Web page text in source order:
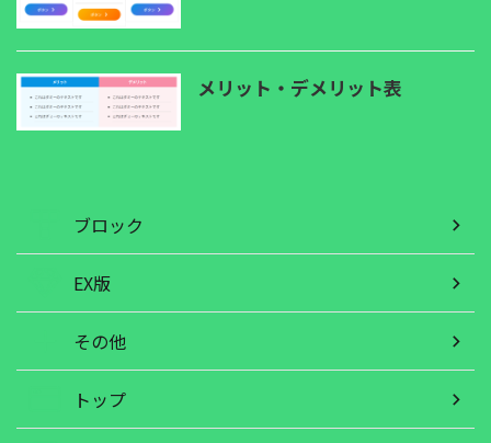
メリット・デメリット表
ブロック
EX版
その他
トップ